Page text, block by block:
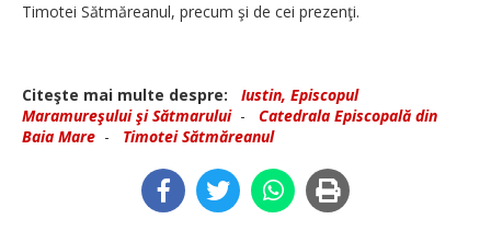
Timotei Sătmăreanul, precum şi de cei prezenţi.
Citeşte mai multe despre:
Iustin, Episcopul
Maramureşului şi Sătmarului- Catedrala Episcopală din
Baia Mare - Timotei Sătmăreanul